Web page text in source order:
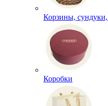
Корзины,
Коробки